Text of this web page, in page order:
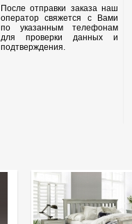
После отправки заказа наш
оператор свяжется с Вами
по указанным телефонам
для проверки данных и
подтверждения.